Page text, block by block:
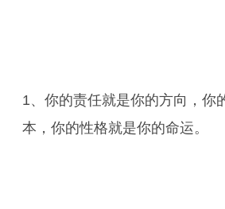
1、你的责任就是你的方向，你
本，你的性格就是你的命运。